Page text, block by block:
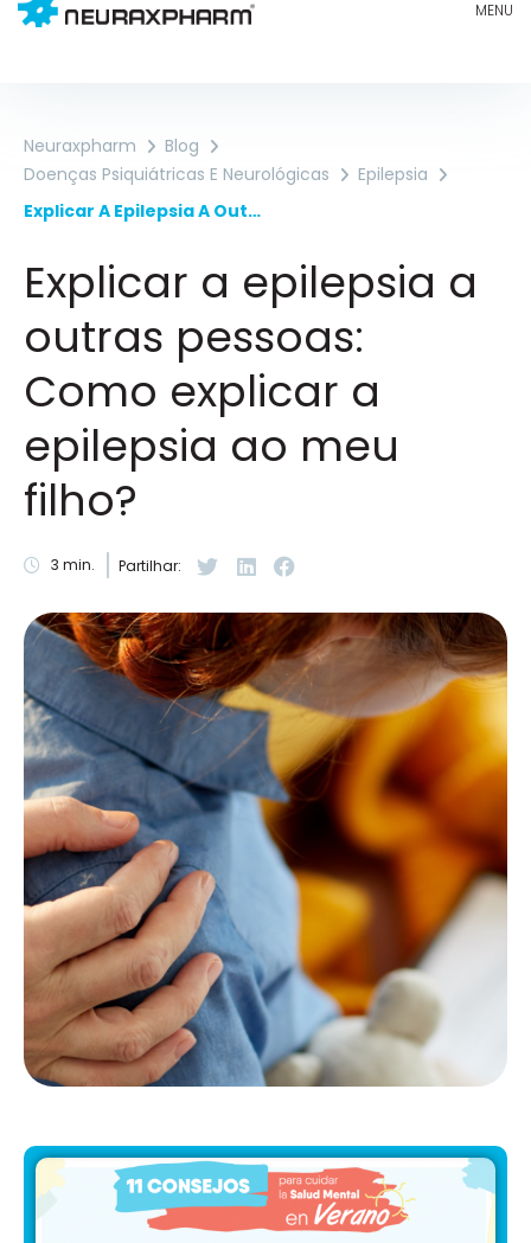
Neuraxpharm
Blog
Doenças Psiquiátricas E Neurológicas
Epilepsia
Explicar A Epilepsia A Outras Pessoas: Como Explicar A Epilepsia Ao Meu Filho?
Explicar a epilepsia a
outras pessoas:
Como explicar a
epilepsia ao meu
filho?
3 min. Partilhar: